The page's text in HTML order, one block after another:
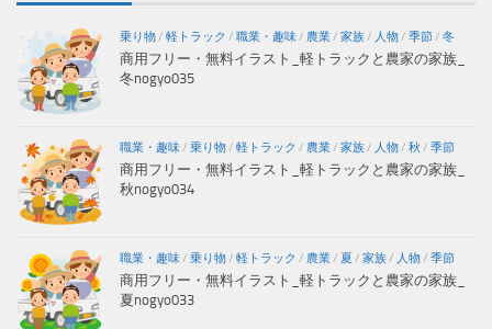
乗り物/ 軽トラック / 職業・趣味/ 農業/ 家族/ 人物/ 季節/ 冬
商用フリー・無料イラスト_軽トラックと農家の家族_
冬nogyo035
職業・趣味/ 乗り物/ 軽トラック / 農業/ 家族/ 人物/ 秋 / 季節
商用フリー・無料イラスト_軽トラックと農家の家族_
秋nogyo034
職業・趣味/ 乗り物/ 軽トラック / 農業/ 夏 / 家族/ 人物/ 季節
商用フリー・無料イラスト_軽トラックと農家の家族_
夏nogyo033